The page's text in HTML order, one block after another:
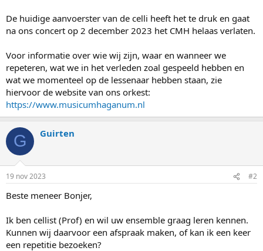
De huidige aanvoerster van de celli heeft het te druk en gaat
na ons concert op 2 december 2023 het CMH helaas verlaten.
Voor informatie over wie wij zijn, waar en wanneer we
repeteren, wat we in het verleden zoal gespeeld hebben en
wat we momenteel op de lessenaar hebben staan, zie
hiervoor de website van ons orkest:
https://www.musicumhaganum.nl
G Guirten
19 nov 2023 #2
Beste meneer Bonjer,
Ik ben cellist (Prof) en wil uw ensemble graag leren kennen.
Kunnen wij daarvoor een afspraak maken, of kan ik een keer
een repetitie bezoeken?